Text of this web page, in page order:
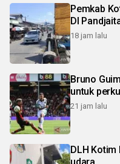
Pemkab
DI
18 jam lalu
Bruno
untuk
21 jam lalu
DLH
udara